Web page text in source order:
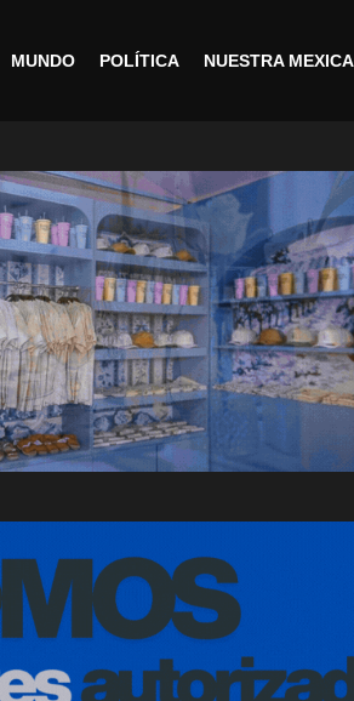
MUNDO POLÍTICA NUESTRA